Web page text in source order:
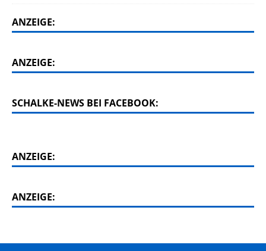
ANZEIGE:
ANZEIGE:
SCHALKE-NEWS BEI FACEBOOK:
ANZEIGE:
ANZEIGE: